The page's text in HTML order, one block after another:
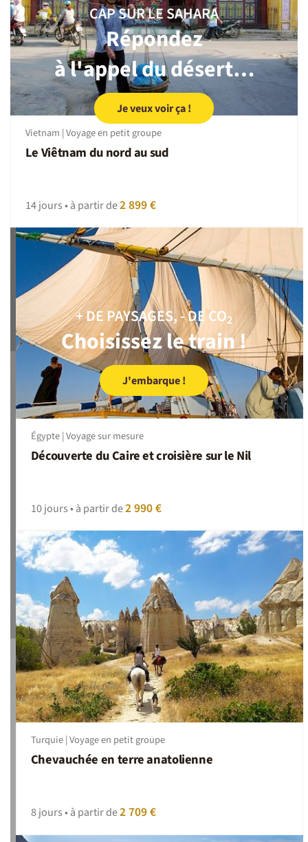
CAP SUR LE SAHARA
Répondez
à l'appel du désert…
Je veux voir ça !
+ DE PAYSAGES, - DE CO2
Choisissez le train !
J'embarque !
Vietnam | Voyage en petit groupe
Le Viêtnam du nord au sud
14 jours • à partir de2 899 €
Égypte | Voyage sur mesure
Découverte du Caire et croisière sur le Nil
10 jours • à partir de2 990 €
Turquie | Voyage en petit groupe
Chevauchée en terre anatolienne
8 jours • à partir de2 709 €